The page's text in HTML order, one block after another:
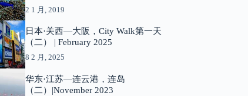
2 1 月, 2019
日本·关西—大阪，City Walk第一天
（二） | February 2025
8 2 月, 2025
华东·江苏—连云港，连岛
（二）|November 2023